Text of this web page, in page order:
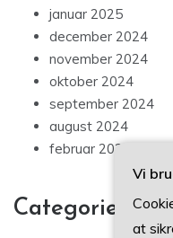
januar 2025
december 2024
november 2024
oktober 2024
september 2024
august 2024
februar 2023
Categories
Vi
at